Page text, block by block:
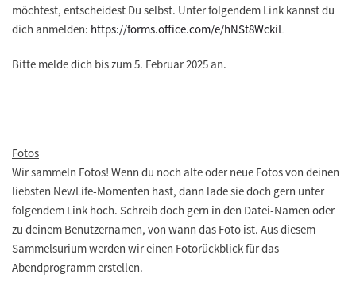
möchtest, entscheidest Du selbst. Unter folgendem Link kannst du
dich anmelden: https://forms.office.com/e/hNSt8WckiL
Bitte melde dich bis zum5. Februar 2025 an.
Fotos
Wir sammeln Fotos! Wenn du noch alte oder neue Fotos von deinen
liebsten NewLife-Momenten hast, dann lade sie doch gern unter
folgendem Link hoch. Schreib doch gern in den Datei-Namen oder
zu deinem Benutzernamen, von wann das Foto ist. Aus diesem
Sammelsurium werden wir einen Fotorückblick für das
Abendprogramm erstellen.